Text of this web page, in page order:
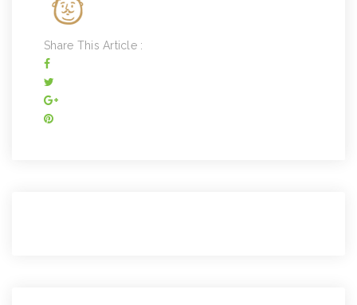
Share This Article :